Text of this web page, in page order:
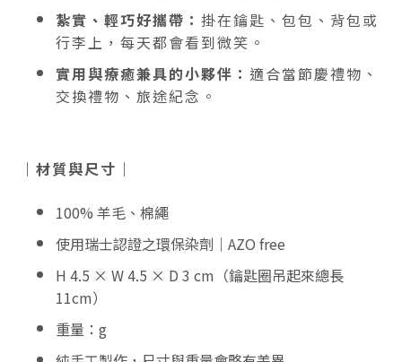
紮實、輕巧好攜帶： 掛在鑰匙、包包、背包或
行李上，每天都會看到微笑 。
實用與療癒兼具的小夥伴： 適合當節慶禮物、
交換禮物、旅途紀念。
｜材質與尺寸｜
100% 羊毛、棉繩
使用瑞士認證之環保染劑｜AZO free
H 4.5 × W 4.5 × D 3 cm（鑰匙圈吊起來總長
11cm）
重量： g